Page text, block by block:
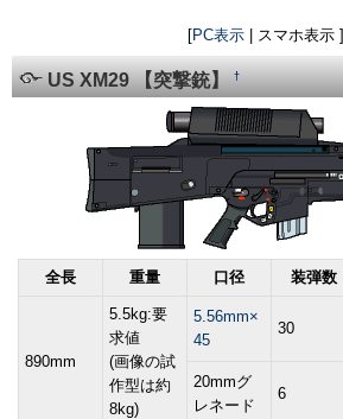
[PC表示 | スマホ表示 ]
US XM29 【突撃銃】†
全長 重量 口径 装弾数
890mm
5.5kg:要
求値
(画像の試
作型は約
8kg)
5.56mm×
45
30
20mmグ
レネード
6